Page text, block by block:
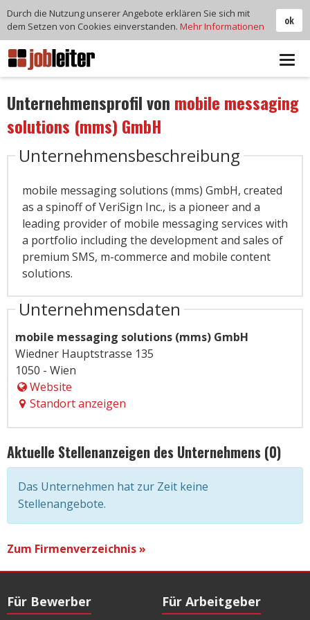
Unternehmensprofil von mobile messaging
solutions (mms) GmbH
Unternehmensbeschreibung
mobile messaging solutions (mms) GmbH, created
as a spinoff of VeriSign Inc., is a pioneer and a
leading provider of mobile messaging services with
a portfolio including the development and sales of
premium SMS, m-commerce and mobile content
solutions.
Unternehmensdaten
mobile messaging solutions (mms) GmbH
Wiedner Hauptstrasse 135
1050 - Wien
Website
Standort anzeigen
Aktuelle Stellenanzeigen des Unternehmens (0)
Das Unternehmen hat zur Zeit keine
Stellenangebote.
Zum Firmenverzeichnis »
Für Bewerber Für Arbeitgeber
ok
Durch die Nutzung unserer Angebote erklären Sie sich mit
dem Setzen von Cookies einverstanden. Mehr Informationen